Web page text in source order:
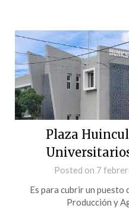
Plaza
Posted on 7
Es para cubrir un puesto
Producción y